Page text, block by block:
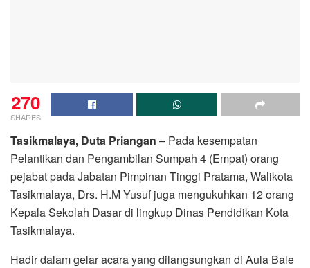
270
SHARES
Tasikmalaya, Duta Priangan – Pada kesempatan
Pelantikan dan Pengambilan Sumpah 4 (Empat) orang
pejabat pada Jabatan Pimpinan Tinggi Pratama, Walikota
Tasikmalaya, Drs. H.M Yusuf juga mengukuhkan 12 orang
Kepala Sekolah Dasar di lingkup Dinas Pendidikan Kota
Tasikmalaya.
Hadir dalam gelar acara yang dilangsungkan di Aula Bale